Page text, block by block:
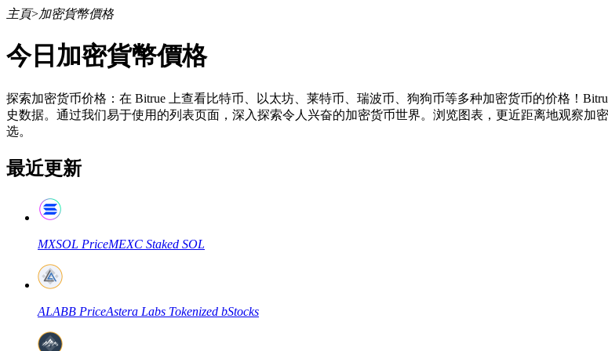
合約
USDT永續
多種以USDT結算的永續合約
主頁>加密貨幣價格
今日加密貨幣價格
探索加密货币价格：在 Bitrue 上查看比特币、以太坊、莱特币、瑞波币、狗狗币等多种加密货币的价格！
史数据。通过我们易于使用的列表页面，深入探索令人兴奋的加密货币世界。浏览图表，更近距离地观察
选。
最近更新
MXSOL PriceMEXC Staked SOL
ALABB PriceAstera Labs Tokenized bStocks